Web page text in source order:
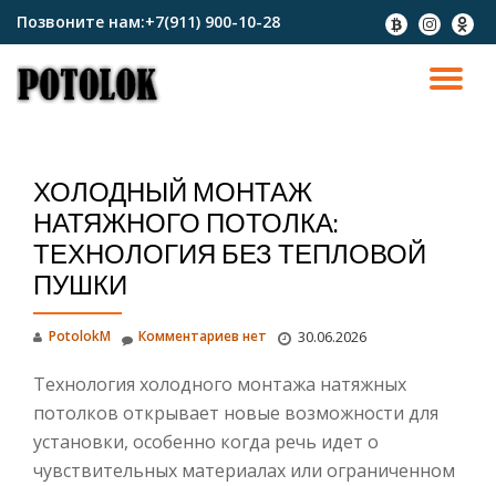
содержимому
Позвоните нам:+7(911) 900-10-28
fa-
btc
fa-
instagram
fa-
ХОЛОДНЫЙ МОНТАЖ
НАТЯЖНОГО ПОТОЛКА:
ТЕХНОЛОГИЯ БЕЗ ТЕПЛОВОЙ
ПУШКИ
PotolokM 30.06.2026
Комментариев нет
Технология холодного монтажа натяжных
потолков открывает новые возможности для
установки, особенно когда речь идет о
чувствительных материалах или ограниченном